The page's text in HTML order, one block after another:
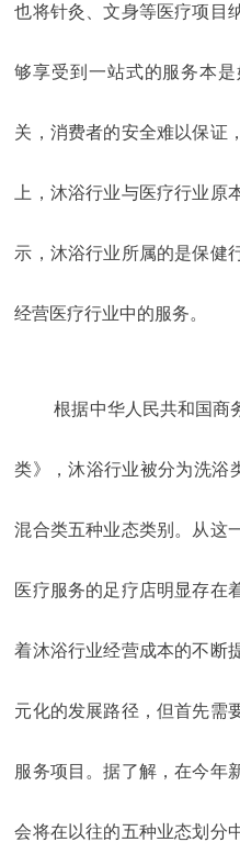
也将针灸、文身等医疗项目
够享受到一站式的服务本
关，消费者的安全难以保证
上，沐浴行业与医疗行业原
示，沐浴行业所属的是保健
经营医疗行业中的服务。
根据中华人民共和国商
类》，沐浴行业被分为洗浴
混合类五种业态类别。从这
医疗服务的足疗店明显存在
着沐浴行业经营成本的不断
元化的发展路径，但首先需
服务项目。据了解，在今年
会将在以往的五种业态划分